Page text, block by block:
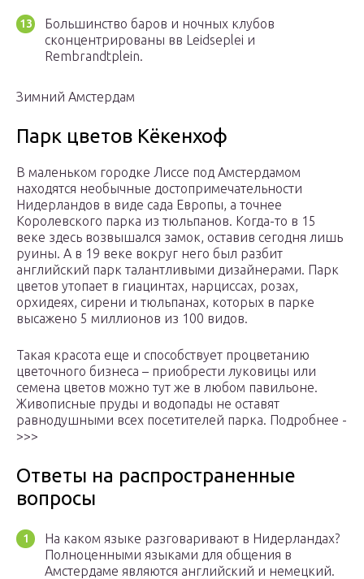
Большинство баров и ночных клубов
сконцентрированы вв Leidseplei и
Rembrandtplein.
Зимний Амстердам
Парк цветов Кёкенхоф
В маленьком городке Лиссе под Амстердамом
находятся необычные достопримечательности
Нидерландов в виде сада Европы, а точнее
Королевского парка из тюльпанов. Когда-то в 15
веке здесь возвышался замок, оставив сегодня лишь
руины. А в 19 веке вокруг него был разбит
английский парк талантливыми дизайнерами. Парк
цветов утопает в гиацинтах, нарциссах, розах,
орхидеях, сирени и тюльпанах, которых в парке
высажено 5 миллионов из 100 видов.
Такая красота еще и способствует процветанию
цветочного бизнеса – приобрести луковицы или
семена цветов можно тут же в любом павильоне.
Живописные пруды и водопады не оставят
равнодушными всех посетителей парка. Подробнее -
>>>
Ответы на распространенные
вопросы
На каком языке разговаривают в Нидерландах?
Полноценными языками для общения в
Амстердаме являются английский и немецкий.